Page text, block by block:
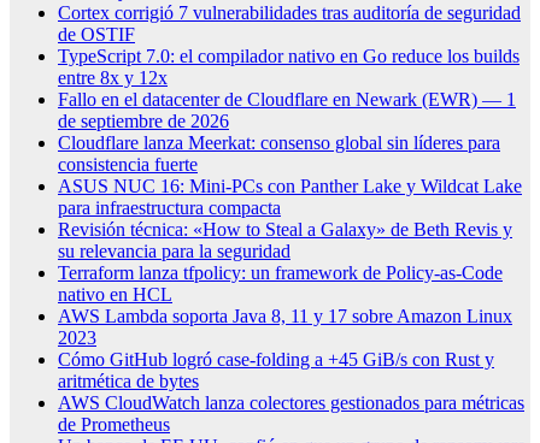
Cortex corrigió 7 vulnerabilidades tras auditoría de seguridad
de OSTIF
TypeScript 7.0: el compilador nativo en Go reduce los builds
entre 8x y 12x
Fallo en el datacenter de Cloudflare en Newark (EWR) — 1
de septiembre de 2026
Cloudflare lanza Meerkat: consenso global sin líderes para
consistencia fuerte
ASUS NUC 16: Mini-PCs con Panther Lake y Wildcat Lake
para infraestructura compacta
Revisión técnica: «How to Steal a Galaxy» de Beth Revis y
su relevancia para la seguridad
Terraform lanza tfpolicy: un framework de Policy-as-Code
nativo en HCL
AWS Lambda soporta Java 8, 11 y 17 sobre Amazon Linux
2023
Cómo GitHub logró case-folding a +45 GiB/s con Rust y
aritmética de bytes
AWS CloudWatch lanza colectores gestionados para métricas
de Prometheus